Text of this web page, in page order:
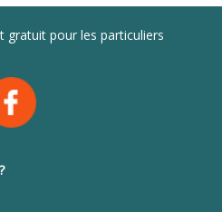
gratuit pour les particuliers